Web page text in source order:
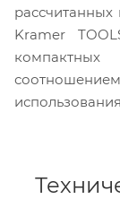
рассчитанных
Kramer